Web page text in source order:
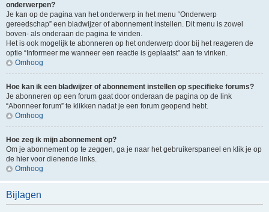
onderwerpen?
Je kan op de pagina van het onderwerp in het menu “Onderwerp
gereedschap” een bladwijzer of abonnement instellen. Dit menu is zowel
boven- als onderaan de pagina te vinden.
Het is ook mogelijk te abonneren op het onderwerp door bij het reageren de
optie “Informeer me wanneer een reactie is geplaatst” aan te vinken.
Omhoog
Hoe kan ik een bladwijzer of abonnement instellen op specifieke forums?
Je abonneren op een forum gaat door onderaan de pagina op de link
“Abonneer forum” te klikken nadat je een forum geopend hebt.
Omhoog
Hoe zeg ik mijn abonnement op?
Om je abonnement op te zeggen, ga je naar het gebruikerspaneel en klik je op
de hier voor dienende links.
Omhoog
Bijlagen